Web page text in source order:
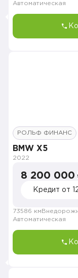
Автоматическая
РОЛЬФ ФИНАНС
BMW X5
2022
8 200 000
Кредит от
73586 км
Автоматическая